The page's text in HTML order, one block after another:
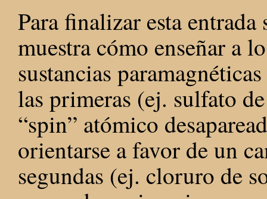
Para finalizar esta
muestra cómo enseñar a
sustancias
las primeras (ej. sulfato
“spin” atómico
orientarse a favor de un
segundas (ej. cloruro de